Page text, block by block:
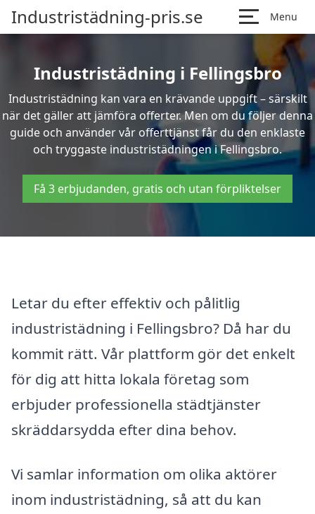
Industristädning-pris.se Menu
Industristädning i Fellingsbro
Industristädning kan vara en krävande uppgift – särskilt
när det gäller att jämföra offerter. Men om du följer denna
guide och använder vår offerttjänst får du den enklaste
och tryggaste industristädningen i Fellingsbro.
Få 3 erbjudanden, gratis och utan förpliktelser
Letar du efter effektiv och pålitlig
industristädning i Fellingsbro? Då har du
kommit rätt. Vår plattform gör det enkelt
för dig att hitta lokala företag som
erbjuder professionella städtjänster
skräddarsydda efter dina behov.
Vi samlar information om olika aktörer
inom industristädning, så att du kan